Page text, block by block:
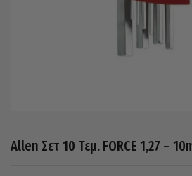
Allen Σετ 10 Τεμ. FORCE 1,27 –